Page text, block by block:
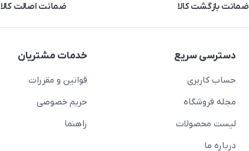
ضمانت بازگشت کالا ضمانت اصالت کالا
دسترسی سریع
حساب کاربری
مجله فروشگاه
لیست محصولات
درباره ما
خدمات مشتریان
قوانین و مقررات
حریم خصوصی
راهنما